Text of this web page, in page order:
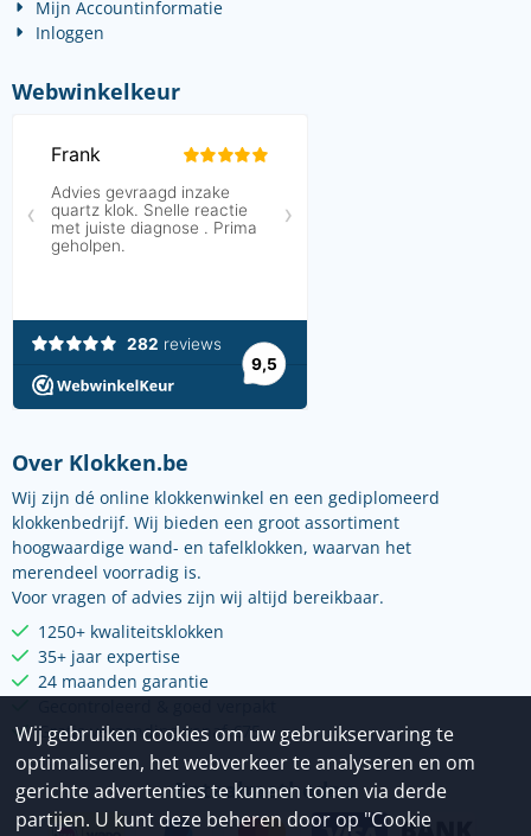
Mijn Accountinformatie
Inloggen
Webwinkelkeur
Over Klokken.be
Wij zijn dé online klokkenwinkel en een gediplomeerd
klokkenbedrijf. Wij bieden een groot assortiment
hoogwaardige wand- en tafelklokken, waarvan het
merendeel voorradig is.
Voor vragen of advies zijn wij altijd bereikbaar.
1250+ kwaliteitsklokken
35+ jaar expertise
24 maanden garantie
Gratis verzending vanaf €75
Betaalmethoden
Wij gebruiken cookies om uw gebruikservaring te
optimaliseren, het webverkeer te analyseren en om
gerichte advertenties te kunnen tonen via derde
partijen. U kunt deze beheren door op "Cookie